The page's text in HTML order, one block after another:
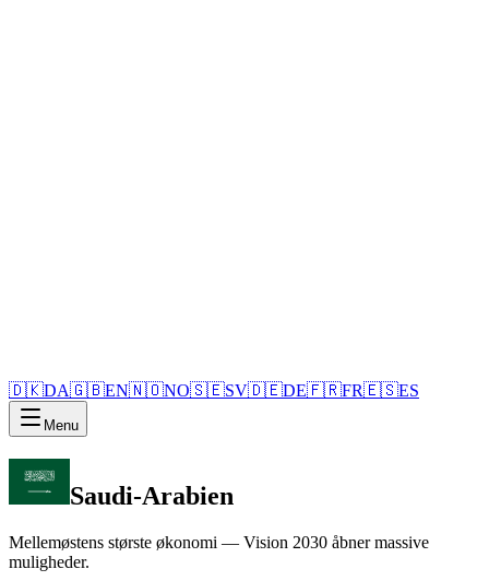
🇩🇰DA🇬🇧EN🇳🇴NO🇸🇪SV🇩🇪DE🇫🇷FR🇪🇸ES
Menu
Saudi-Arabien
Mellemøstens største økonomi — Vision 2030 åbner massive
muligheder.